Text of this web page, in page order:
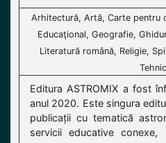
Arhitectură, Artă, Carte pentru
Educaţional, Geografie,
Literatură română, Religie,
Editura ASTROMIX a fost
anul 2020. Este singura
publicații cu tematică
servicii educative conexe,